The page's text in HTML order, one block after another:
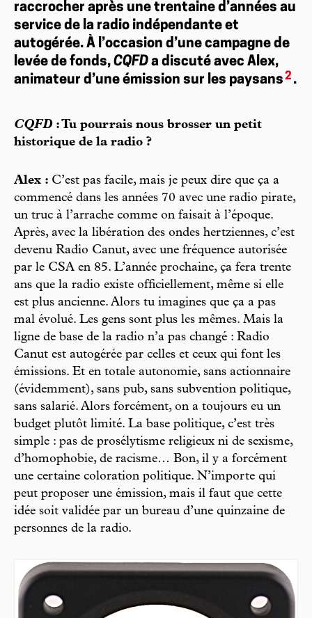
raccrocher après une trentaine d’années au
service de la radio indépendante et
autogérée. À l’occasion d’une campagne de
levée de fonds, CQFD a discuté avec Alex,
animateur d’une émission sur les paysans2 .
CQFD: Tu pourrais nous brosser un petit
historique de la radio ?
Alex : C’est pas facile, mais je peux dire que ça a
commencé dans les années 70 avec une radio pirate,
un truc à l’arrache comme on faisait à l’époque.
Après, avec la libération des ondes hertziennes, c’est
devenu Radio Canut, avec une fréquence autorisée
par le CSA en 85. L’année prochaine, ça fera trente
ans que la radio existe officiellement, même si elle
est plus ancienne. Alors tu imagines que ça a pas
mal évolué. Les gens sont plus les mêmes. Mais la
ligne de base de la radio n’a pas changé : Radio
Canut est autogérée par celles et ceux qui font les
émissions. Et en totale autonomie, sans actionnaire
(évidemment), sans pub, sans subvention politique,
sans salarié. Alors forcément, on a toujours eu un
budget plutôt limité. La base politique, c’est très
simple : pas de prosélytisme religieux ni de sexisme,
d’homophobie, de racisme… Bon, il y a forcément
une certaine coloration politique. N’importe qui
peut proposer une émission, mais il faut que cette
idée soit validée par un bureau d’une quinzaine de
personnes de la radio.